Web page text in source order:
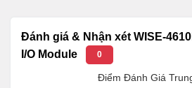
Đánh giá & Nhận xét WISE-
I/O Module
0
Điểm Đánh Giá